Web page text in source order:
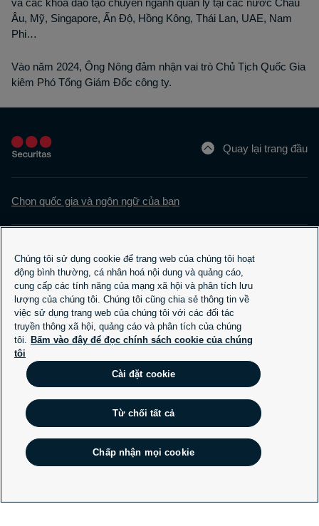
và các khóa đào tạo chuyên ngành quản lý tại các nước Châu
Âu, Mỹ, Singapore, Ấn Độ, Hồng Kông, Thái Lan, UAE, Nam
Phi…
Vào năm 2024, Ông Nông đảm nhận vai trò Chủ Tịch Quốc Gia
kiêm Phó Tổng Giám Đốc công ty.
Quay lại trang đầu
Chọn quốc gia và ngôn ngữ của bạn
Công ty Cổ phần Dịch vụ Bảo vệ Long Hải
Về chúng tôi
Sales Brochure
Các Bộ Quy Tắc và Chính Sách
Đường dây Liêm chính
Bộ quy tắc và giá trị đạo đức
Bộ quy tắc ứng xử của đối tác kinh doanh
Thông Tin Liên Lạc
Hệ Thống Trụ Sở và Chi Nhánh
Hotline: 028 3997 6009
Chúng tôi sử dụng cookie để trang web của chúng tôi hoạt
động bình thường, cá nhân hoá nội dung và quảng cáo,
cung cấp các tính năng của mạng xã hội và phân tích lưu
lượng của chúng tôi. Chúng tôi cũng chia sẻ thông tin về
việc sử dụng trang web của chúng tôi với các đối tác
truyền thông xã hội, quảng cáo và phân tích của chúng
tôi. Bấm vào đây để đọc chính sách cookie của chúng
tôi
Cài đặt cookie
Từ chối tất cả
Chấp nhận mọi cookie